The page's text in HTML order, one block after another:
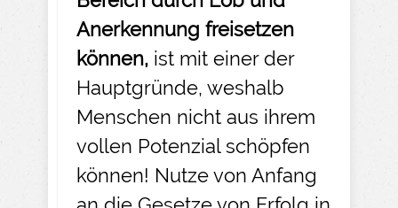
Anerkennung freisetzen
können, ist mit einer der
Hauptgründe, weshalb
Menschen nicht aus ihrem
vollen Potenzial schöpfen
können! Nutze von Anfang